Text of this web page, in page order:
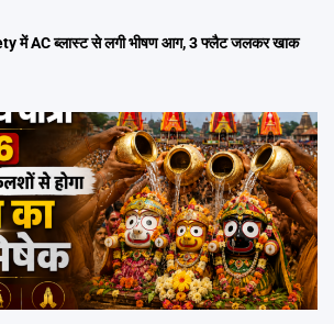
में AC ब्लास्ट से लगी भीषण आग, 3 फ्लैट जलकर खाक